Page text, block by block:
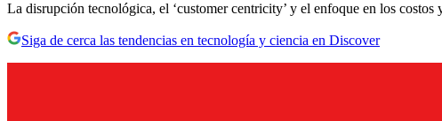
La disrupción tecnológica, el ‘customer centricity’ y el enfoque en los costos
Siga de cerca las tendencias en tecnología y ciencia en Discover